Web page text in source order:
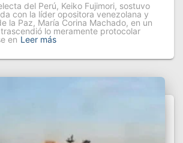
del Perú, Keiko Fujimori, sostuvo
con la líder opositora venezolana y
la Paz, María Corina Machado, en un
lo meramente protocolar
en Leer más